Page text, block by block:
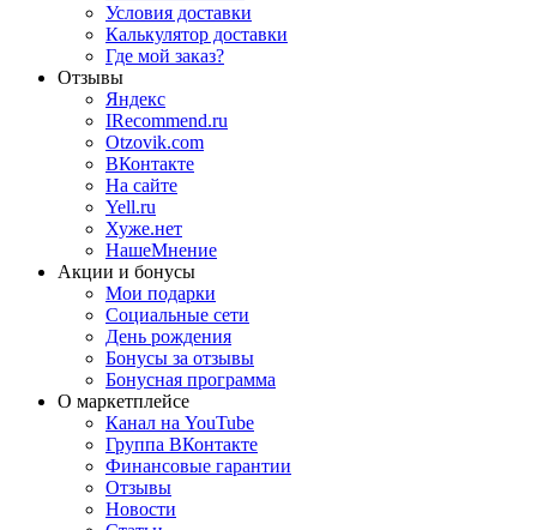
Условия доставки
Калькулятор доставки
Где мой заказ?
Отзывы
Яндекс
IRecommend.ru
Otzovik.com
ВКонтакте
На сайте
Yell.ru
Хуже.нет
НашеМнение
Акции и бонусы
Мои подарки
Социальные сети
День рождения
Бонусы за отзывы
Бонусная программа
О маркетплейсе
Канал на YouTube
Группа ВКонтакте
Финансовые гарантии
Отзывы
Новости